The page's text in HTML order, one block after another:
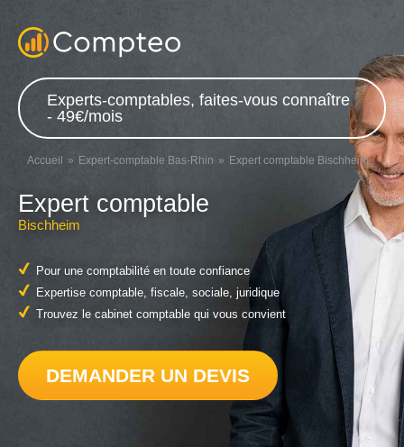
Experts-comptables, faites-vous connaître
- 49€/mois
Accueil Expert-comptable Bas-Rhin Expert comptable Bischheim
Expert comptable
Bischheim
Pour une comptabilité en toute confiance
Expertise comptable, fiscale, sociale, juridique
Trouvez le cabinet comptable qui vous convient
DEMANDER UN DEVIS